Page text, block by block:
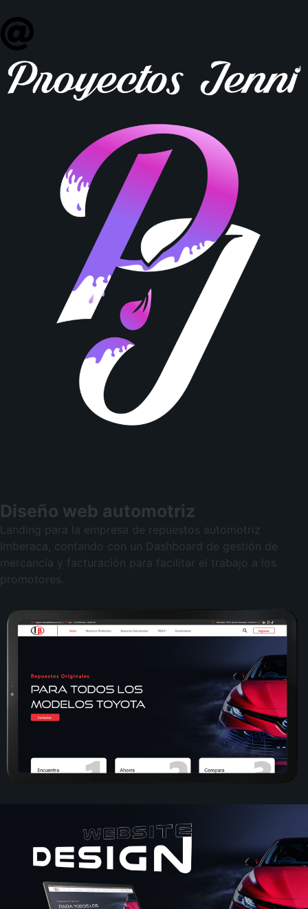
Diseño web automotriz
Landing para la empresa de repuestos automotriz
Imberaca, contando con un Dashboard de gestión de
mercancía y facturación para facilitar el trabajo a los
promotores.